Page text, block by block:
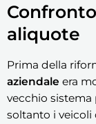
aliquote
Prima della
aziendale era
vecchio
soltanto i veicoli